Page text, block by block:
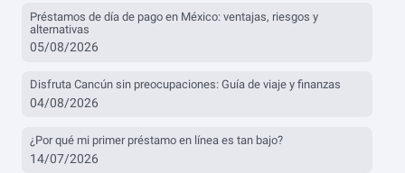
Préstamos de día de pago en México: ventajas, riesgos y
alternativas
05/08/2026
Disfruta Cancún sin preocupaciones: Guía de viaje y finanzas
04/08/2026
¿Por qué mi primer préstamo en línea es tan bajo?
14/07/2026